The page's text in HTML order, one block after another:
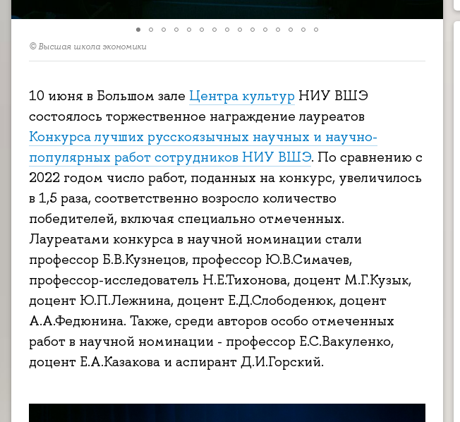
© Высшая школа экономики
10 июня в Большом зале Центра культур НИУ ВШЭ
состоялось торжественное награждение лауреатов
Конкурса лучших русскоязычных научных и научно-
популярных работ сотрудников НИУ ВШЭ. По сравнению с
2022 годом число работ, поданных на конкурс, увеличилось
в 1,5 раза, соответственно возросло количество
победителей, включая специально отмеченных.
Лауреатами конкурса в научной номинации стали
профессор Б.В.Кузнецов, профессор Ю.В.Симачев,
профессор-исследователь Н.Е.Тихонова, доцент М.Г.Кузык,
доцент Ю.П.Лежнина, доцент Е.Д.Слободенюк, доцент
А.А.Федюнина. Также, среди авторов особо отмеченных
работ в научной номинации - профессор Е.С.Вакуленко,
доцент Е.А.Казакова и аспирант Д.И.Горский.